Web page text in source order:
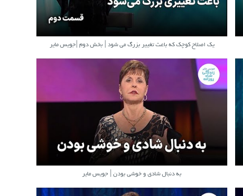
یک اصلاح کوچک که باعث تغییر بزرگ می شود | بخش دوم |جویس مایر
به دنبال شادی و خوشی بودن | جویس مایر